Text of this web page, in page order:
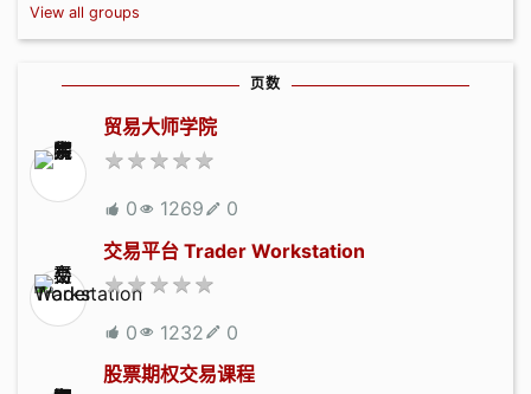
View all groups
页数
贸易大师学院
0 1269
0
交易平台 Trader Workstation
0 1232
0
股票期权交易课程